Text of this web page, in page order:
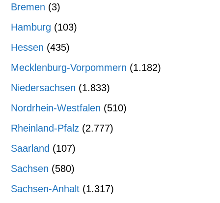
Bremen (3)
Hamburg (103)
Hessen (435)
Mecklenburg-Vorpommern (1.182)
Niedersachsen (1.833)
Nordrhein-Westfalen (510)
Rheinland-Pfalz (2.777)
Saarland (107)
Sachsen (580)
Sachsen-Anhalt (1.317)